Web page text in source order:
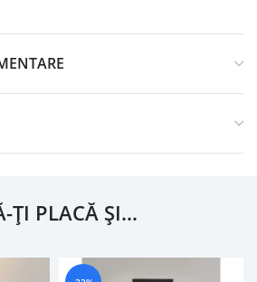
ȚI PLACĂ ȘI…